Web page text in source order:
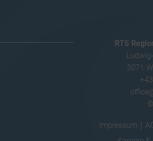
RTS
5071
Impressum